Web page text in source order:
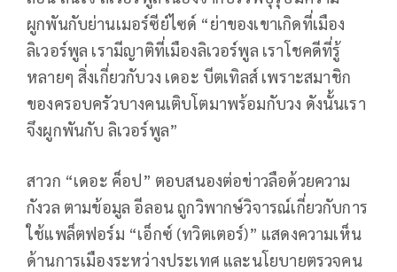
ผูกพันกับย่านเมอร์ซีย์ไซด์ “ย่าของเขาเกิดที่เมือง
ลิเวอร์พูล เรามีญาติที่เมืองลิเวอร์พูล เราโชคดีที่รู้
หลายๆ สิ่งเกี่ยวกับวง เดอะ บีตเทิลส์ เพราะสมาชิก
ของครอบครัวบางคนเติบโตมาพร้อมกับวง ดังนั้นเรา
จึงผูกพันกับ ลิเวอร์พูล”
สาวก “เดอะ ค็อป” ตอบสนองต่อข่าวลือด้วยความ
กังวล ตามข้อมูล อีลอน ถูกวิพากษ์วิจารณ์เกี่ยวกับการ
ใช้แพล็ตฟอร์ม “เอ็กซ์ (ทวิตเตอร์)” แสดงความเห็น
ด้านการเมืองระหว่างประเทศ และนโยบายตรวจคน